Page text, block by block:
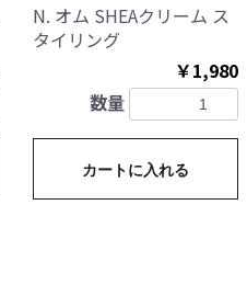
N. オム SHEAクリーム ス
タイリング
￥1,980
数量
カートに入れる